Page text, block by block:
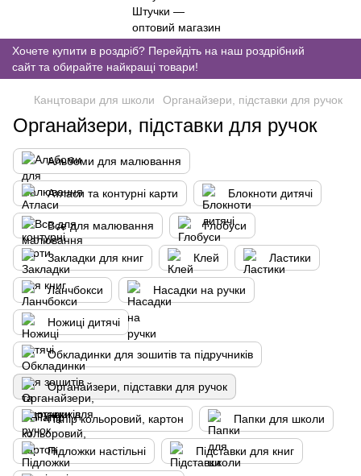
Хочете купити в роздріб? Перейдіть на наш роздрібний
сайт та обирайте найкращі товари!
Канцтовари для школи Органайзери, підставки для ручок
Органайзери, підставки для ручок
Альбоми для малювання
Атласи та контурні карти Блокноти дитячі
Все для малювання Глобуси
Закладки для книг Клей Ластики
Ланчбокси Насадки на ручки
Ножиці дитячі
Обкладинки для зошитів та підручників
Органайзери, підставки для ручок
Папір кольоровий, картон Папки для школи
Підложки настільні Підставки для книг